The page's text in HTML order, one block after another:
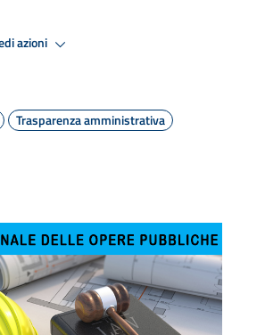
azioni
Trasparenza amministrativa